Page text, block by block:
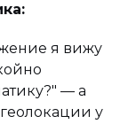
я вижу
— а
у